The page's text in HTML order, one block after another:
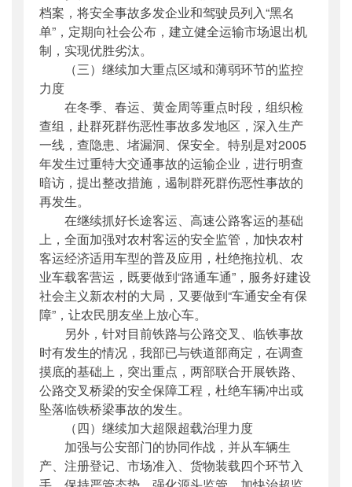
档案，将安全事故多发企业和驾驶员列入“黑名
单”，定期向社会公布，建立健全运输市场退出机
制，实现优胜劣汰。
（三）继续加大重点区域和薄弱环节的监控
力度
在冬季、春运、黄金周等重点时段，组织检
查组，赴群死群伤恶性事故多发地区，深入生产
一线，查隐患、堵漏洞、保安全。特别是对2005
年发生过重特大交通事故的运输企业，进行明查
暗访，提出整改措施，遏制群死群伤恶性事故的
再发生。
在继续抓好长途客运、高速公路客运的基础
上，全面加强对农村客运的安全监管，加快农村
客运经济适用车型的普及应用，杜绝拖拉机、农
业车载客营运，既要做到“路通车通”，服务好建设
社会主义新农村的大局，又要做到“车通安全有保
障”，让农民朋友坐上放心车。
另外，针对目前铁路与公路交叉、临铁事故
时有发生的情况，我部已与铁道部商定，在调查
摸底的基础上，突出重点，两部联合开展铁路、
公路交叉桥梁的安全保障工程，杜绝车辆冲出或
坠落临铁桥梁事故的发生。
（四）继续加大超限超载治理力度
加强与公安部门的协同作战，并从车辆生
产、注册登记、市场准入、货物装载四个环节入